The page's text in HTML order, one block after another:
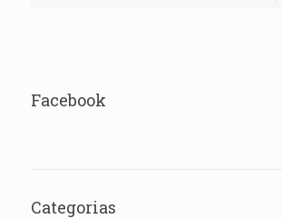
Facebook
Categorias